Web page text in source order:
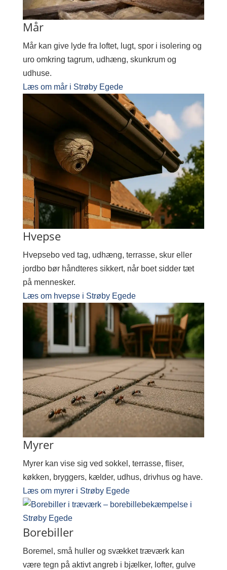
Mår
Mår kan give lyde fra loftet, lugt, spor i isolering og
uro omkring tagrum, udhæng, skunkrum og
udhuse.
Læs om mår i Strøby Egede
Hvepse
Hvepsebo ved tag, udhæng, terrasse, skur eller
jordbo bør håndteres sikkert, når boet sidder tæt
på mennesker.
Læs om hvepse i Strøby Egede
Myrer
Myrer kan vise sig ved sokkel, terrasse, fliser,
køkken, bryggers, kælder, udhus, drivhus og have.
Læs om myrer i Strøby Egede
Borebiller
Boremel, små huller og svækket træværk kan
være tegn på aktivt angreb i bjælker, lofter, gulve